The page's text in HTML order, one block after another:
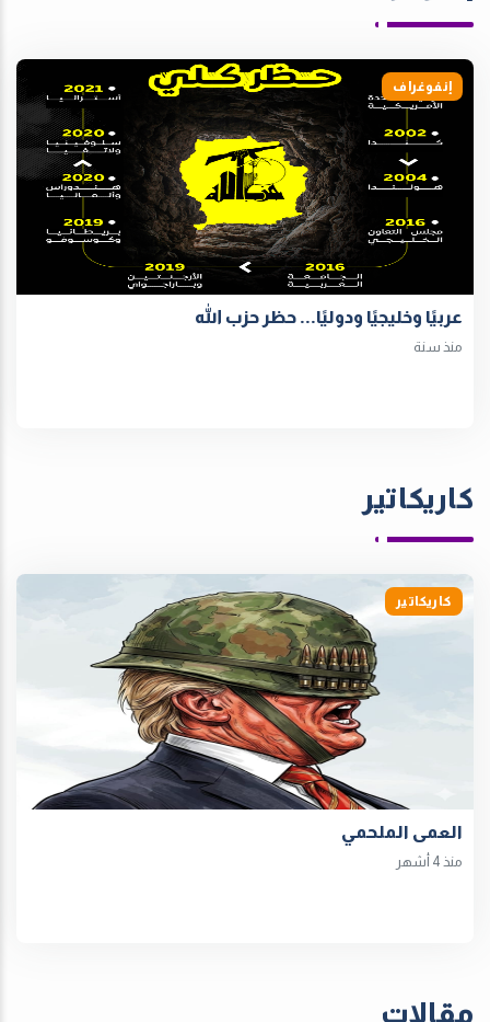
إنفوغراف
عربيًا وخليجيًا ودوليًا... حظر حزب الله
منذ سنة
كاريكاتير
كاريكاتير
العمى الملحمي
منذ 4 أشهر
مقالات